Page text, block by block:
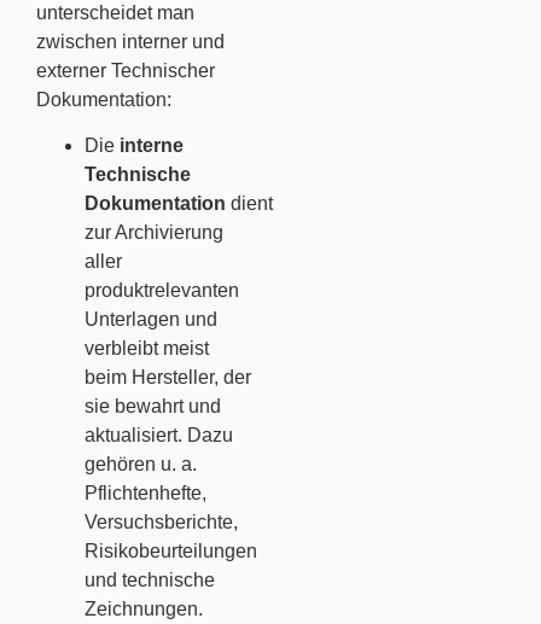
unterscheidet man
zwischen interner und
externer Technischer
Dokumentation:
Die interne
Technische
Dokumentation dient
zur Archivierung
aller
produktrelevanten
Unterlagen und
verbleibt meist
beim Hersteller, der
sie bewahrt und
aktualisiert. Dazu
gehören u. a.
Pflichtenhefte,
Versuchsberichte,
Risikobeurteilungen
und technische
Zeichnungen.